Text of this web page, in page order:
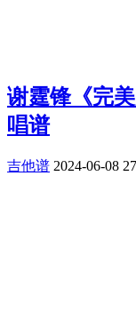
谢霆锋《完
唱谱
吉他谱 2024-06-08